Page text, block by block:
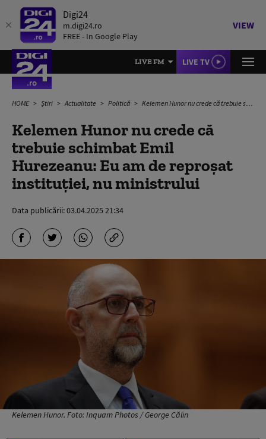
Digi24
m.digi24.ro
FREE - In Google Play
VIEW
LIVE FM LIVE TV
HOME Știri Actualitate Politică Kelemen Hunor nu crede că trebuie schimbat Emil Hurezeanu: Eu am de reproşat instituţiei, nu ministrului
Kelemen Hunor nu crede că
trebuie schimbat Emil
Hurezeanu: Eu am de reproşat
instituţiei, nu ministrului
Data publicării:03.04.2025 21:34
Kelemen Hunor. Foto: Inquam Photos / George Călin